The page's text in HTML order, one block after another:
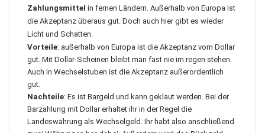
Zahlungsmittel in fernen Ländern. Außerhalb von Europa ist
die Akzeptanz überaus gut. Doch auch hier gibt es wieder
Licht und Schatten.
Vorteile: außerhalb von Europa ist die Akzeptanz vom Dollar
gut. Mit Dollar-Scheinen bleibt man fast nie im regen stehen.
Auch in Wechselstuben ist die Akzeptanz außerordentlich
gut.
Nachteile: Es ist Bargeld und kann geklaut werden. Bei der
Barzahlung mit Dollar erhaltet ihr in der Regel die
Landeswährung als Wechselgeld. Ihr habt also anschließend